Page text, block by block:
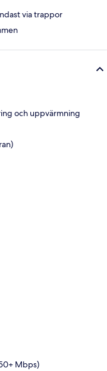
via trappor
och uppvärmning
Mbps)